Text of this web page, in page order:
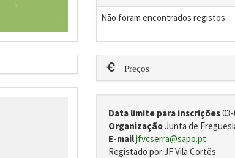
Não foram encontrados registos.
Preços
Data limite para inscrições
OrganizaçãoJunta de
E-mailjfvcserra@sapo.pt
Registado por JF Vila Cortês